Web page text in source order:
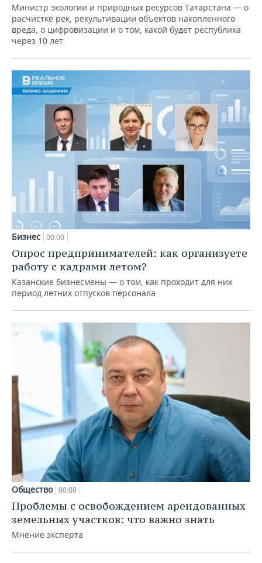
Министр экологии и природных ресурсов Татарстана — о
расчистке рек, рекультивации объектов накопленного
вреда, о цифровизации и о том, какой будет республика
через 10 лет
Бизнес 00:00
Опрос предпринимателей: как организуете
работу с кадрами летом?
Казанские бизнесмены — о том, как проходит для них
период летних отпусков персонала
Общество 00:00
Проблемы с освобождением арендованных
земельных участков: что важно знать
Мнение эксперта